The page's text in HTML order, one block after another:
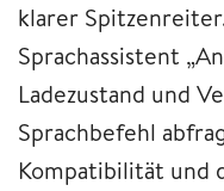
klarer
Sprachassistent
Ladezustand und
Sprachbefehl
Kompatibilität und